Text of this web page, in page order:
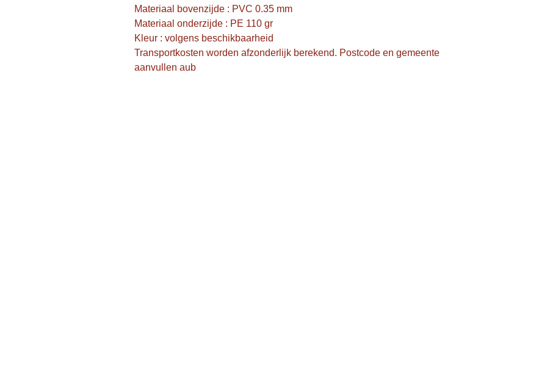
Materiaal bovenzijde : PVC 0.35 mm
Materiaal onderzijde : PE 110 gr
Kleur : volgens beschikbaarheid
Transportkosten worden afzonderlijk berekend. Postcode en gemeente
aanvullen aub